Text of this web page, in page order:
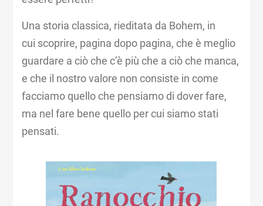
Una storia classica, rieditata da Bohem, in
cui scoprire, pagina dopo pagina, che è meglio
guardare a ciò che c’è più che a ciò che manca,
e che il nostro valore non consiste in come
facciamo quello che pensiamo di dover fare,
ma nel fare bene quello per cui siamo stati
pensati.​